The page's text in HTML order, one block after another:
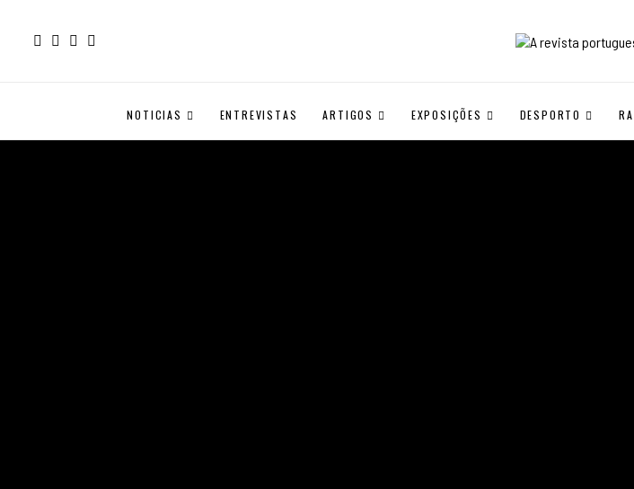
NOTICIAS ENTREVISTAS ARTIGOS EXPOSIÇÕES DESPORTO